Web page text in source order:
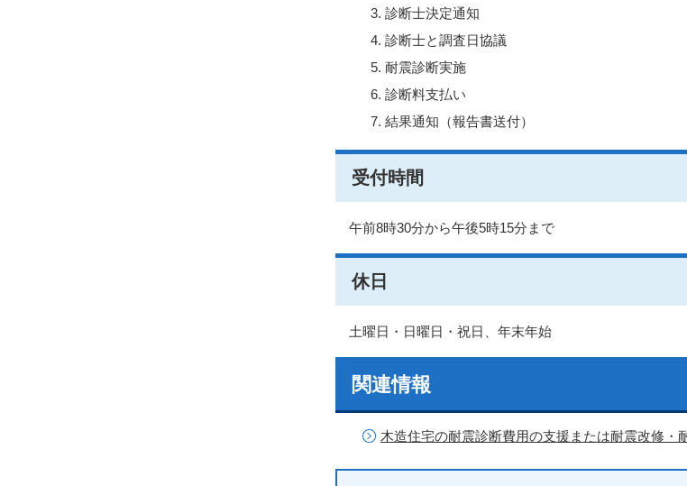
診断士決定通知
診断士と調査日協議
耐震診断実施
診断料支払い
結果通知（報告書送付）
受付時間
午前8時30分から午後5時15分まで
休日
土曜日・日曜日・祝日、年末年始
関連情報
木造住宅の耐震診断費用の支援または耐震改修・